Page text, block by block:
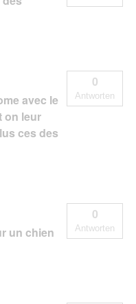
avec le
on leur
ces des
0
Antworten
un chien
0
Antworten